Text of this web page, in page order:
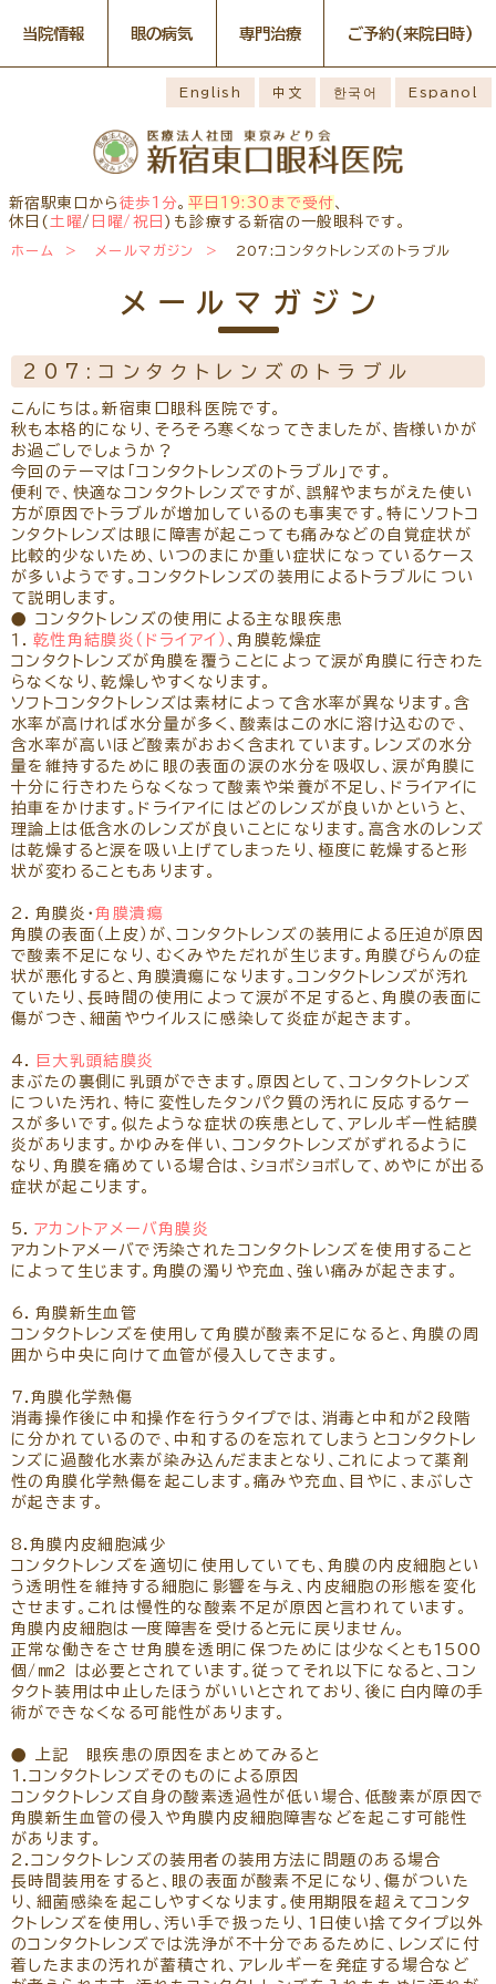
English 中文 한국어 Espanol
新宿駅東口から 徒歩1分。 平日19:30まで受付、
休日( 土曜/ 日曜/祝日 )も診療する新宿の一般眼科です。
当院情報
感染症予防のための衛生環境
整備の取り組み
医師のご紹介
ごあいさつ 当院勤務医師のご紹介
院内の様子 検査・治療・手術機器
診療のご案内
当院へお越しになる方へのお
診察の流れ
アクセス
当院へのアクセス
メールマガジン
診療報酬に関する院内掲示
リンク
リクルート
パンフレットのダウンロード
眼の病気
症状から探す
構造から探す
お薬の使用方法
主な眼科疾患
糖尿病性網膜症 緑内障 網膜硝子体疾患
花粉症
白内障
診療
学校近視について
専門治療
網膜・硝子体疾患専門治療ペ
ージ
ドライアイ専門治療ページ
緑内障専門治療ページ
角膜疾患専門治療ページ
花粉症総合ページ
抗VEGF抗体療法
ボツリヌス療法
学校近視のご案内
日帰り白内障手術
手術担当医のご紹介
由
コンタクトレンズの種類と特徴
しばらく眼科受診していない
初めてコンタクトレンズを使う
方へ
コンタクトレンズトラブル
ご予約(来院日時)
WEB予約(来院日時の設定)
小児眼科専門治療を予約
コンタクトレンズ診療を予約
白内障専門治療を予約
白内障手術公開講座を予約
網膜・硝子体専門治療を予約
ドライアイ専門治療を予約
黄斑専門治療を予約
緑内障専門治療を予約
ぶどう膜専門治療を予約
予約をキャンセルする
ホーム メールマガジン 207:コンタクトレンズのトラブル
メールマガジン
207:コンタクトレンズのトラブル
こんにちは。新宿東口眼科医院です。
秋も本格的になり、そろそろ寒くなってきましたが、皆様いかが
お過ごしでしょうか？
今回のテーマは「コンタクトレンズのトラブル」です。
便利で、快適なコンタクトレンズですが、誤解やまちがえた使い
方が原因でトラブルが増加しているのも事実です。特にソフトコ
ンタクトレンズは眼に障害が起こっても痛みなどの自覚症状が
比較的少ないため、いつのまにか重い症状になっているケース
が多いようです。コンタクトレンズの装用によるトラブルについ
て説明します。
● コンタクトレンズの使用による主な眼疾患
１． 乾性角結膜炎（ドライアイ） 、角膜乾燥症
コンタクトレンズが角膜を覆うことによって涙が角膜に行きわた
らなくなり、乾燥しやすくなります。
ソフトコンタクトレンズは素材によって含水率が異なります。含
水率が高ければ水分量が多く、酸素はこの水に溶け込むので、
含水率が高いほど酸素がおおく含まれています。レンズの水分
量を維持するために眼の表面の涙の水分を吸収し、涙が角膜に
十分に行きわたらなくなって酸素や栄養が不足し、ドライアイに
拍車をかけます。ドライアイにはどのレンズが良いかというと、
理論上は低含水のレンズが良いことになります。高含水のレンズ
は乾燥すると涙を吸い上げてしまったり、極度に乾燥すると形
状が変わることもあります。
2．角膜炎・角膜潰瘍
角膜の表面（上皮）が、コンタクトレンズの装用による圧迫が原因
で酸素不足になり、むくみやただれが生じます。角膜びらんの症
状が悪化すると、角膜潰瘍になります。コンタクトレンズが汚れ
ていたり、長時間の使用によって涙が不足すると、角膜の表面に
傷がつき、細菌やウイルスに感染して炎症が起きます。
4．
巨大乳頭結膜炎
まぶたの裏側に乳頭ができます。原因として、コンタクトレンズ
についた汚れ、特に変性したタンパク質の汚れに反応するケー
スが多いです。似たような症状の疾患として、アレルギー性結膜
炎があります。かゆみを伴い、コンタクトレンズがずれるように
なり、角膜を痛めている場合は、ショボショボして、めやにが出る
症状が起こります。
5． アカントアメーバ角膜炎
アカントアメーバで汚染されたコンタクトレンズを使用すること
によって生じます。角膜の濁りや充血、強い痛みが起きます。
6．角膜新生血管
コンタクトレンズを使用して角膜が酸素不足になると、角膜の周
囲から中央に向けて血管が侵入してきます。
7.角膜化学熱傷
消毒操作後に中和操作を行うタイプでは、消毒と中和が2段階
に分かれているので、中和するのを忘れてしまうとコンタクトレ
ンズに過酸化水素が染み込んだままとなり、これによって薬剤
性の角膜化学熱傷を起こします。痛みや充血、目やに、まぶしさ
が起きます。
8.角膜内皮細胞減少
コンタクトレンズを適切に使用していても、角膜の内皮細胞とい
う透明性を維持する細胞に影響を与え、内皮細胞の形態を変化
させます。これは慢性的な酸素不足が原因と言われています。
角膜内皮細胞は一度障害を受けると元に戻りません。
正常な働きをさせ角膜を透明に保つためには少なくとも1500
個/㎜2 は必要とされています。従ってそれ以下になると、コン
タクト装用は中止したほうがいいとされており、後に白内障の手
術ができなくなる可能性があります。
● 上記 眼疾患の原因をまとめてみると
1.コンタクトレンズそのものによる原因
コンタクトレンズ自身の酸素透過性が低い場合、低酸素が原因で
角膜新生血管の侵入や角膜内皮細胞障害などを起こす可能性
があります。
2.コンタクトレンズの装用者の装用方法に問題のある場合
長時間装用をすると、眼の表面が酸素不足になり、傷がついた
り、細菌感染を起こしやすくなります。使用期限を超えてコンタ
クトレンズを使用し、汚い手で扱ったり、1日使い捨てタイプ以外
のコンタクトレンズでは洗浄が不十分であるために、レンズに付
着したままの汚れが蓄積され、アレルギーを発症する場合など